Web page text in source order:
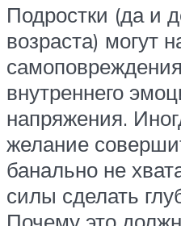
Подростки (да и
возраста) могут
внутреннего
напряжения.
желание
банально не
силы сделать